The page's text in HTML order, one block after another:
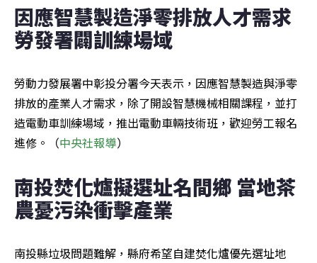
因應智慧製造淨零排放人才需求
勞發署闢訓練場域
勞動力發展署中彰投分署今天表示，因應智慧製造與淨零
排放的產業人才需求，除了開設智慧機械相關課程，並打
造電動車訓練場域，推出電動車輛技術班，歡迎勞工報名
進修。（中央社報導）
南投焚化爐擬選址名間鄉 當地茶
農憂污染衝擊產業
南投縣垃圾問題難解，縣府希望自建焚化爐優先選址地